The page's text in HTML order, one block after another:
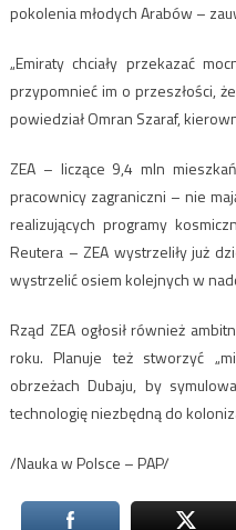
pokolenia młodych Arabów –
„Emiraty chciały przekazać
przypomnieć im o przeszłości,
powiedział Omran Szaraf,
ZEA – liczące 9,4 mln
pracownicy zagraniczni – nie
realizujących programy
Reutera – ZEA wystrzeliły już
wystrzelić osiem kolejnych w
Rząd ZEA ogłosił również
roku. Planuje też stworzyć
obrzeżach Dubaju, by
technologię niezbędną do
/Nauka w Polsce – PAP/